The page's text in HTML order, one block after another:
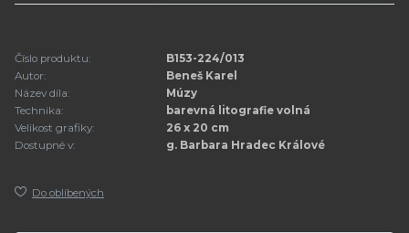
Číslo produktu:
B153-224/013
Autor:
Beneš Karel
Název díla:
Múzy
Technika:
barevná litografie volná
Velikost grafiky:
26 x 20 cm
Dostupné v:
g. Barbara Hradec Králové
Do oblíbených